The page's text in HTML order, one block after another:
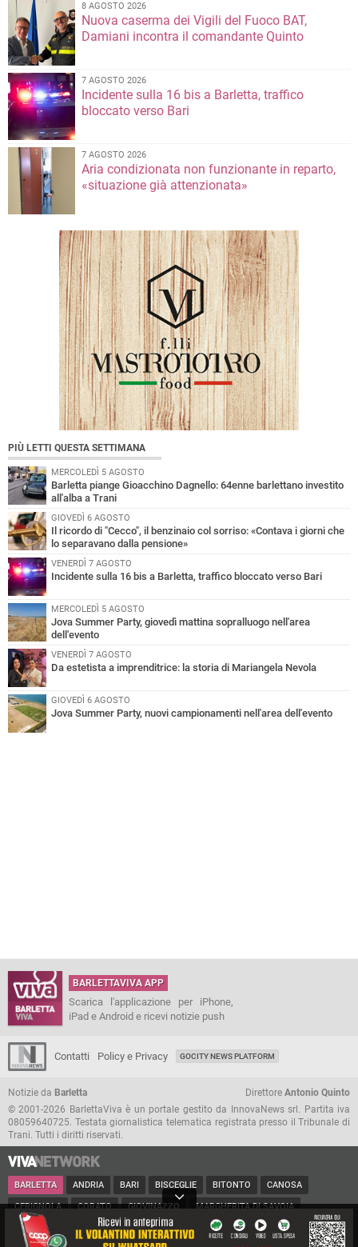
8 AGOSTO 2026
Nuova caserma dei Vigili del Fuoco BAT,
Damiani incontra il comandante Quinto
7 AGOSTO 2026
Incidente sulla 16 bis a Barletta, traffico
bloccato verso Bari
7 AGOSTO 2026
Aria condizionata non funzionante in reparto,
«situazione già attenzionata»
PIÙ LETTI QUESTA SETTIMANA
MERCOLEDÌ 5 AGOSTO
Barletta piange Gioacchino Dagnello: 64enne barlettano investito
all'alba a Trani
GIOVEDÌ 6 AGOSTO
Il ricordo di "Cecco", il benzinaio col sorriso: «Contava i giorni che
lo separavano dalla pensione»
VENERDÌ 7 AGOSTO
Incidente sulla 16 bis a Barletta, traffico bloccato verso Bari
MERCOLEDÌ 5 AGOSTO
Jova Summer Party, giovedì mattina sopralluogo nell'area
dell'evento
VENERDÌ 7 AGOSTO
Da estetista a imprenditrice: la storia di Mariangela Nevola
GIOVEDÌ 6 AGOSTO
Jova Summer Party, nuovi campionamenti nell'area dell'evento
BARLETTAVIVA APP
Scarica l'applicazione per iPhone,
iPad e Android e ricevi notizie push
Contatti Policy e Privacy GOCITY NEWS PLATFORM
Notizie da Barletta Direttore Antonio Quinto
© 2001-2026 BarlettaViva è un portale gestito da InnovaNews srl. Partita iva
08059640725. Testata giornalistica telematica registrata presso il Tribunale di
Trani. Tutti i diritti riservati.
BARLETTA ANDRIA BARI BISCEGLIE BITONTO CANOSA
CERIGNOLA CORATO GIOVINAZZO MARGHERITA DI SAVOIA
MINERVINO MODUGNO MOLFETTA PUGLIA RUVO